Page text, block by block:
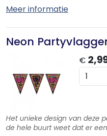
Meer informatie
Neon
€
Het unieke design van deze
de hele buurt weet dat er